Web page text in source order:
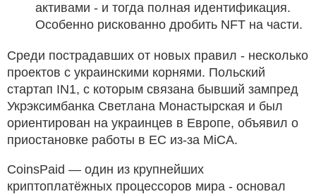
активами - и тогда полная идентификация.
Особенно рискованно дробить NFT на части.
Среди пострадавших от новых правил - несколько
проектов с украинскими корнями. Польский
стартап IN1, с которым связана бывший зампред
Укрэксимбанка Светлана Монастырская и был
ориентирован на украинцев в Европе, объявил о
приостановке работы в ЕС из-за MiCA.
CoinsPaid — один из крупнейших
криптоплатёжных процессоров мира - основал